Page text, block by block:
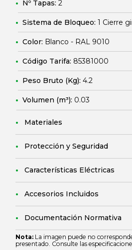
Nº Tapas: 2
Sistema de Bloqueo: 1 Cierre
Color: Blanco - RAL 9010
Código Tarifa: 85381000
Peso Bruto (Kg): 4.2
Volumen (m³): 0.03
Materiales
Protección y Seguridad
Características Eléctricas
Accesorios Incluidos
Documentación Normativa
Nota: La imagen puede no
presentado. Consulte las